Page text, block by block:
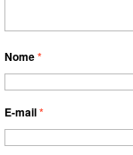
Nome*
E-mail*